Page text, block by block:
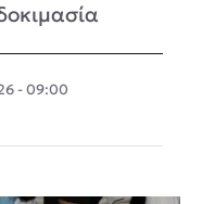
- 09:00